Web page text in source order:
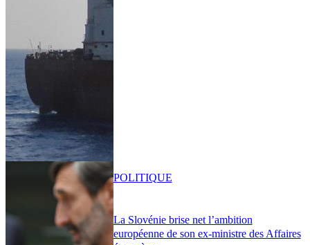
La Slovénie brise net l’ambition
européenne de son ex-ministre des Affaires
POLITIQUE